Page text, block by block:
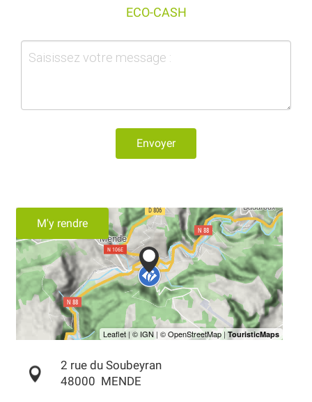
ECO-CASH
Envoyer
M'y rendre
2 rue du Soubeyran
48000 MENDE